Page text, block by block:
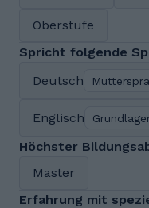
Oberstufe
Spricht folgende
Deutsch
Englisch
Höchster
Master
Erfahrung mit